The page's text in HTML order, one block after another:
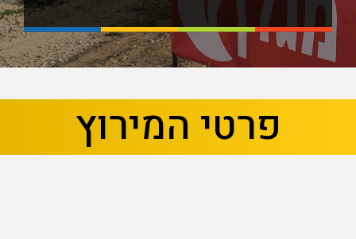
פרטי המירוץ